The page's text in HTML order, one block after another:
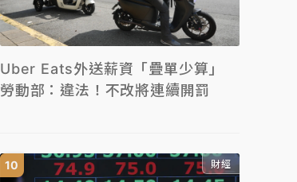
Uber Eats外送薪資「疊單少算」
勞動部：違法！不改將連續開罰
財經